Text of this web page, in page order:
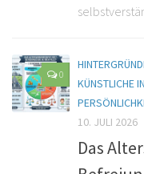
0
KÜNSTLICHE
10. JULI 2026
Das